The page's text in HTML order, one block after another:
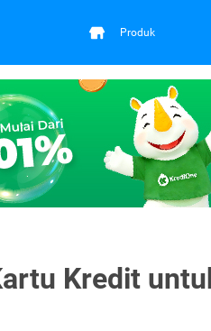
Produk
Kredit